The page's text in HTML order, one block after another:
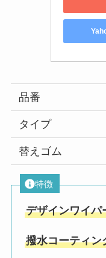
品番
タイプ
替えゴム
特徴
デザインワイパ
撥水コーティン